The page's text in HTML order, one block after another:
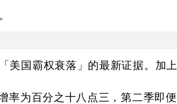
美国霸权衰落」的最新证据。加
率为百分之十八点三，第二季即便